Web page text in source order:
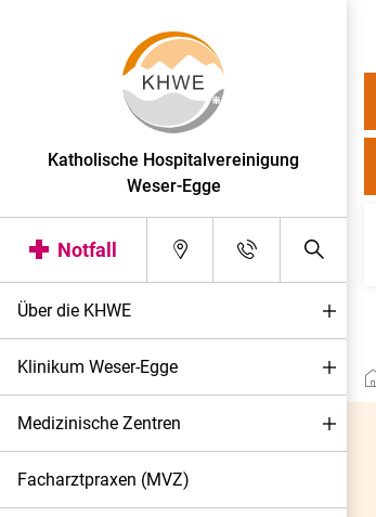
Katholische Hospitalvereinigung
Weser-Egge
Notfall
Über die KHWE
Klinikum Weser-Egge
Medizinische Zentren
Facharztpraxen (MVZ)